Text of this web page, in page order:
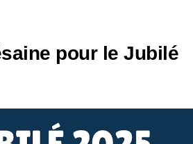
pour le Jubilé